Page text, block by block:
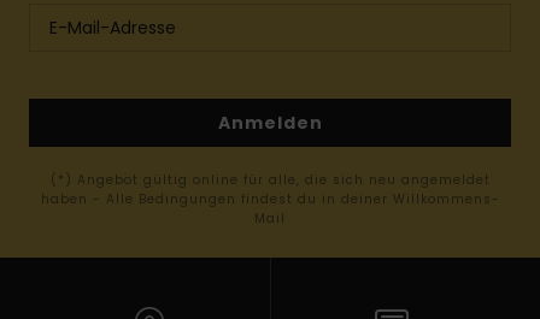
Anmelden
(*) Angebot gültig online für alle, die sich neu angemeldet
haben - Alle Bedingungen findest du in deiner Willkommens-
Mail